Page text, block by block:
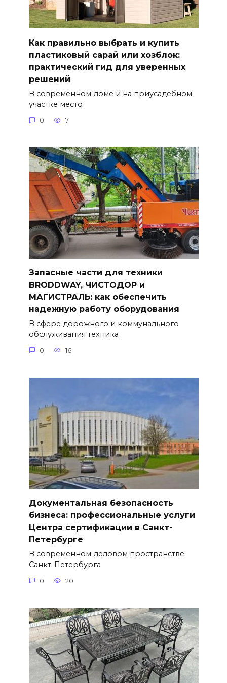
Как правильно выбрать и купить
пластиковый сарай или хозблок:
практический гид для уверенных
решений
В современном доме и на приусадебном
участке место
0 7
Запасные части для техники
BRODDWAY, ЧИСТОДОР и
МАГИСТРАЛЬ: как обеспечить
надежную работу оборудования
В сфере дорожного и коммунального
обслуживания техника
0 16
Документальная безопасность
бизнеса: профессиональные услуги
Центра сертификации в Санкт-
Петербурге
В современном деловом пространстве
Санкт-Петербурга
0 20